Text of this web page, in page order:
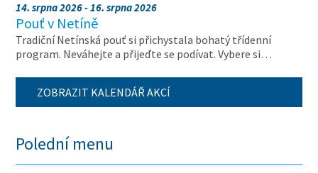
14. srpna 2026 - 16. srpna 2026
Pouť v Netíně
Tradiční Netínská pouť si přichystala bohatý třídenní
program. Neváhejte a přijeďte se podívat. Vybere si…
ZOBRAZIT KALENDÁŘ AKCÍ
Polední menu